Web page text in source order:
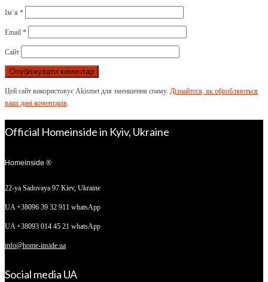
Ім’я *
Email *
Сайт
Цей сайт використовує Akismet для зменшення спаму. Дізнайтеся, як обробляються
ваші дані коментарів.
Official Homeinside in Kyiv, Ukraine
Homeinside ®
22-ya Sadovaya 97 Kiev, Ukraine
UA +38096 39 32 911 whatsApp
UA +38093 014 45 21 whatsApp
info@home-inside.ua
Social media UA